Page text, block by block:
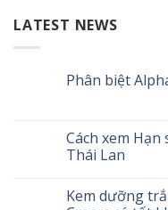
LATEST NEWS
Phân biệt
Cách xem
Thái Lan
Kem dưỡng